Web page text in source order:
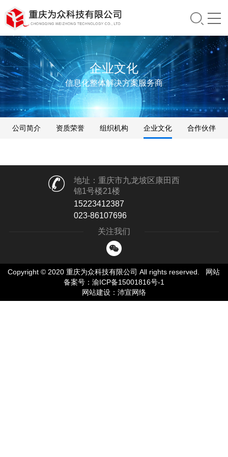
企业文化
信息化整体解决方案服务商
公司简介 资质荣誉 组织机构 企业文化 合作伙伴
地址：重庆市九龙坡区康田西
锦1号楼21楼
15223412387
023-86107696
关注我们
Copyright © 2020 重庆为众科技有限公司 All rights reserved. 网站
备案号：渝ICP备15001816号-1
网站建设： 沛宣网络